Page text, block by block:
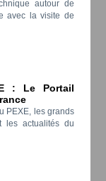
autour de
avec la visite de
: Le Portail
PEXE, les grands
les actualités du